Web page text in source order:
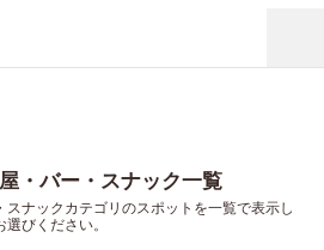
・バー・スナック一覧
ナックカテゴリのスポットを一覧で表示し
びください。